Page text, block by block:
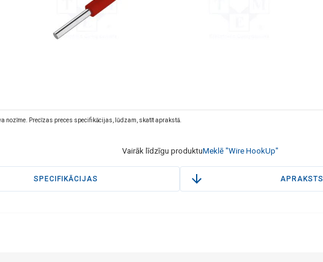
nozīme. Precīzas preces specifikācijas, lūdzam, skatīt aprakstā.
Vairāk līdzīgu produktuMeklē "Wire HookUp"
SPECIFIKĀCIJAS APRAKSTS